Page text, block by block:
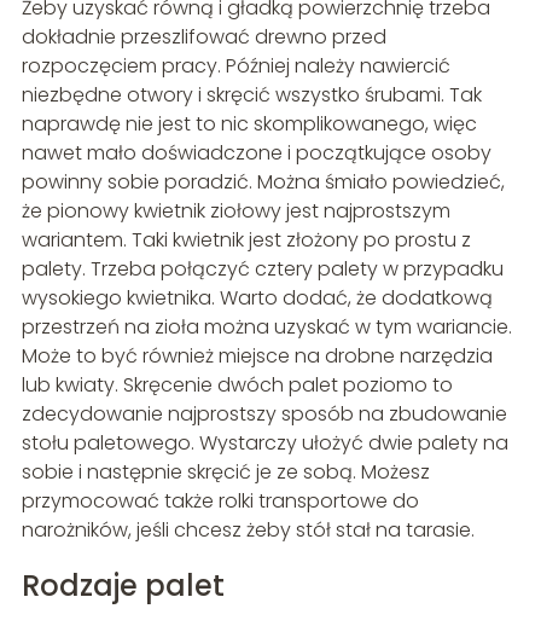
Żeby uzyskać równą i gładką powierzchnię trzeba
dokładnie przeszlifować drewno przed
rozpoczęciem pracy. Później należy nawiercić
niezbędne otwory i skręcić wszystko śrubami. Tak
naprawdę nie jest to nic skomplikowanego, więc
nawet mało doświadczone i początkujące osoby
powinny sobie poradzić. Można śmiało powiedzieć,
że pionowy kwietnik ziołowy jest najprostszym
wariantem. Taki kwietnik jest złożony po prostu z
palety. Trzeba połączyć cztery palety w przypadku
wysokiego kwietnika. Warto dodać, że dodatkową
przestrzeń na zioła można uzyskać w tym wariancie.
Może to być również miejsce na drobne narzędzia
lub kwiaty. Skręcenie dwóch palet poziomo to
zdecydowanie najprostszy sposób na zbudowanie
stołu paletowego. Wystarczy ułożyć dwie palety na
sobie i następnie skręcić je ze sobą. Możesz
przymocować także rolki transportowe do
narożników, jeśli chcesz żeby stół stał na tarasie.
Rodzaje palet